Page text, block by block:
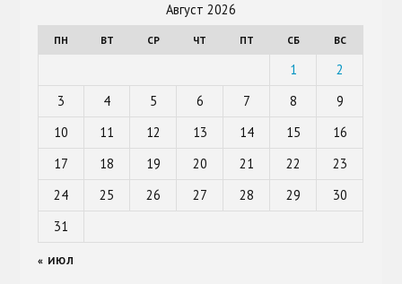
Август 2026
ПН ВТ СР ЧТ ПТ СБ ВС
1
2
3
4 5 6 7 8
9
10
11 12 13 14 15
16
17
18 19 20 21 22
23
24
25 26 27 28 29
30
31
« ИЮЛ